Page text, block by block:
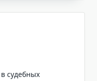
судебных